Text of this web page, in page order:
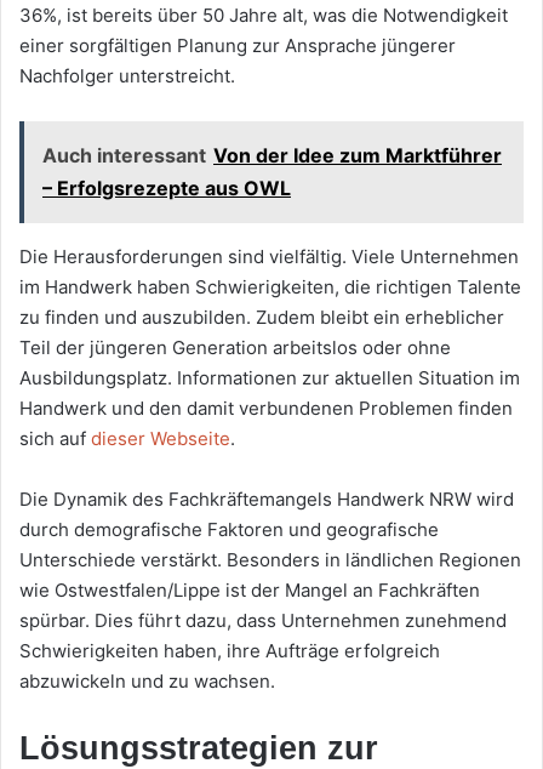
36%, ist bereits über 50 Jahre alt, was die Notwendigkeit
einer sorgfältigen Planung zur Ansprache jüngerer
Nachfolger unterstreicht.
Auch interessant Von der Idee zum Marktführer
– Erfolgsrezepte aus OWL
Die Herausforderungen sind vielfältig. Viele Unternehmen
im Handwerk haben Schwierigkeiten, die richtigen Talente
zu finden und auszubilden. Zudem bleibt ein erheblicher
Teil der jüngeren Generation arbeitslos oder ohne
Ausbildungsplatz. Informationen zur aktuellen Situation im
Handwerk und den damit verbundenen Problemen finden
sich auf dieser Webseite.
Die Dynamik des Fachkräftemangels Handwerk NRW wird
durch demografische Faktoren und geografische
Unterschiede verstärkt. Besonders in ländlichen Regionen
wie Ostwestfalen/Lippe ist der Mangel an Fachkräften
spürbar. Dies führt dazu, dass Unternehmen zunehmend
Schwierigkeiten haben, ihre Aufträge erfolgreich
abzuwickeln und zu wachsen.
Lösungsstrategien zur